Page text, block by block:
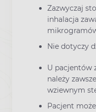
Zazwyczaj
inhalacja
Nie dotyczy
U pacjentów
należy
wziewnym
Pacjent